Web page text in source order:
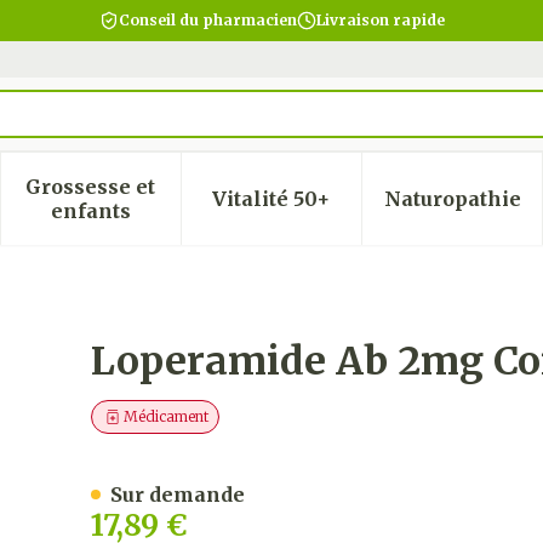
Conseil du pharmacien Livraison rapide
catégorie Beauté, soins et hygiène
sous-menu pour la catégorie Régime,
Grossesse et
enfantsAfficher le sous-menu pour la catégorie
Vitalité 50+Afficher le sous-menu
Naturopathie
Afficher
Orodisp. 60
Loperamide Ab 2mg
Médicament
17,89 €
Sur demande